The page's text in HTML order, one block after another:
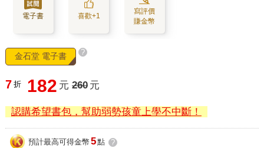
電子書 喜歡+1
寫評價
賺金幣
金石堂 電子書 ?
7 折 182 元 260 元
認購希望書包，幫助弱勢孩童上學不中斷！
預計最高可得金幣 5點 ?